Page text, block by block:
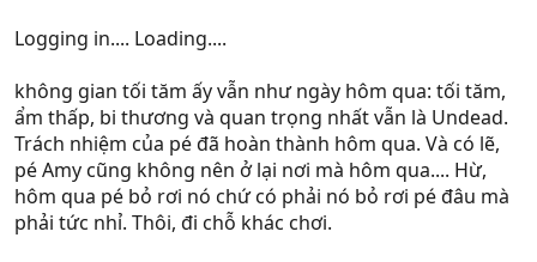
Logging in.... Loading....
không gian tối tăm ấy vẫn như ngày hôm qua: tối tăm,
ẩm thấp, bi thương và quan trọng nhất vẫn là Undead.
Trách nhiệm của pé đã hoàn thành hôm qua. Và có lẽ,
pé Amy cũng không nên ở lại nơi mà hôm qua.... Hừ,
hôm qua pé bỏ rơi nó chứ có phải nó bỏ rơi pé đâu mà
phải tức nhỉ. Thôi, đi chỗ khác chơi.